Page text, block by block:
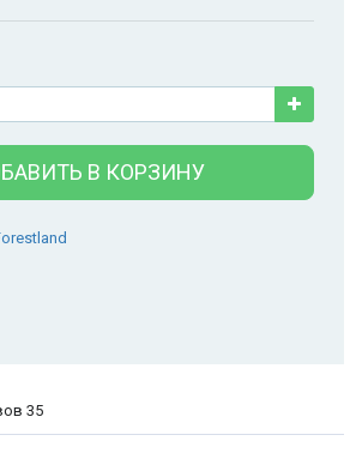
В КОРЗИНУ
35